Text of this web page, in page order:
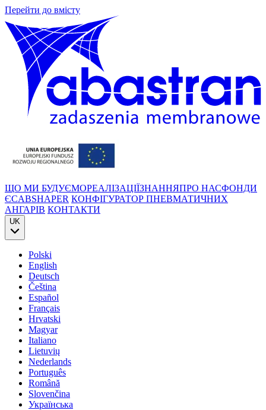
Перейти до вмісту
ЩО МИ БУДУЄМОРЕАЛІЗАЦІЇЗНАННЯПРО НАСФОНДИ
ЄСABSHAPER КОНФІГУРАТОР ПНЕВМАТИЧНИХ
АНГАРІВ КОНТАКТИ
UK
Polski
English
Deutsch
Čeština
Español
Français
Hrvatski
Magyar
Italiano
Lietuvių
Nederlands
Português
Română
Slovenčina
Українська